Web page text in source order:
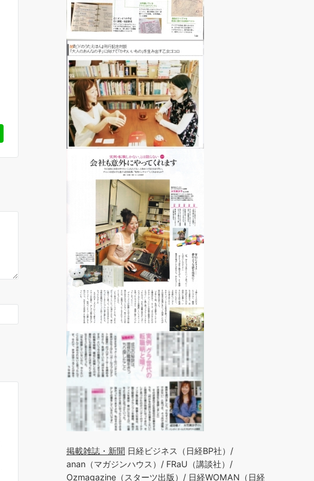
掲載雑誌・新聞 日経ビジネス（日経BP社）/
anan（マガジンハウス）/ FRaU（講談社）/
Ozmagazine（スターツ出版）/ 日経WOMAN（日経